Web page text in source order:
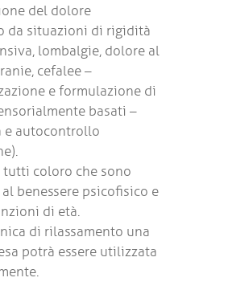
del dolore
da situazioni di rigidità
lombalgie, dolore al
cefalee –
e formulazione di
basati –
e autocontrollo
tutti coloro che sono
benessere psicofisico e
di età.
di rilassamento una
potrà essere utilizzata